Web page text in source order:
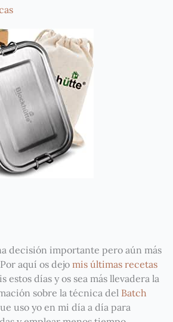
decisión importante pero aún más
aquí os dejo mis últimas recetas
estos días y os sea más llevadera la
sobre la técnica del Batch
uso yo en mi día a día para